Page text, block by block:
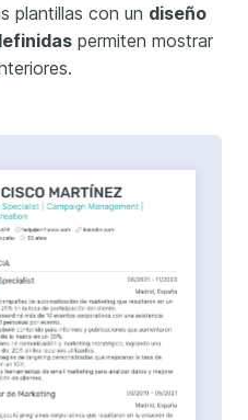
plantillas con un diseño
permiten mostrar